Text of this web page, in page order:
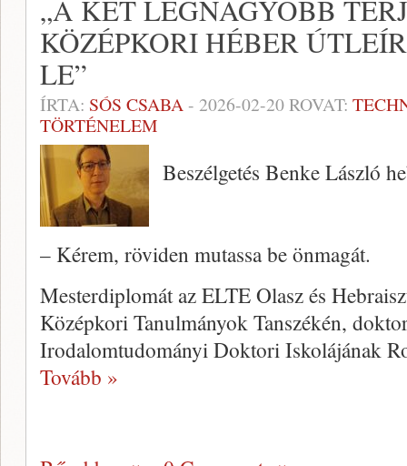
„A KÉT LEGNAGYOBB
KÖZÉPKORI HÉBER
LE”
ÍRTA: SÓS CSABA- 2026-02-20ROVAT:
TÖRTÉNELEM
Beszélgetés Benke László
– Kérem, röviden mutassa be önmagát.
Mesterdiplomát az ELTE Olasz és
Középkori Tanulmányok Tanszékén,
Irodalomtudományi Doktori Iskolájának
Tovább »